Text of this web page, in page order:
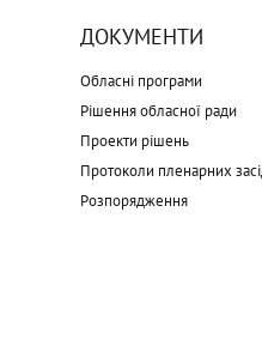
ДОКУМЕНТИ
Обласні програми
Рішення обласної ради
Проекти рішень
Протоколи пленарних
Розпорядження